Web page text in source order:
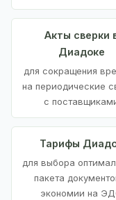
Акты сверки
Диадоке
для сокращения
на периодические
с
Тарифы
для выбора
пакета
экономии на